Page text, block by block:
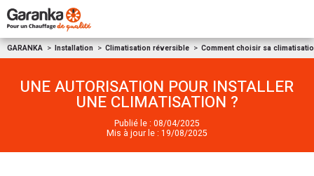
GARANKA Installation Climatisation réversible Comment choisir sa
UNE AUTORISATION POUR INSTALLER
UNE CLIMATISATION ?
Publié le : 08/04/2025
Mis à jour le : 19/08/2025